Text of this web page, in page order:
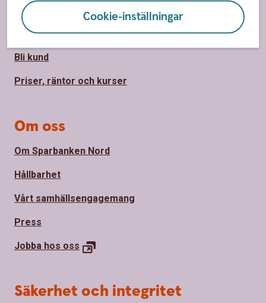
Cookie-inställningar
Spärrhjälp
Hitta bankkontor
Bli kund
Priser, räntor och kurser
Om oss
Om Sparbanken Nord
Hållbarhet
Vårt samhällsengagemang
Press
Jobba hos oss
Säkerhet och integritet